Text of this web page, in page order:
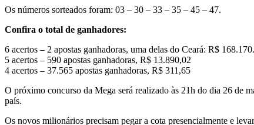
Os números sorteados foram: 03 – 30 – 33 – 35 – 45 – 47.
Confira o total de ganhadores:
6 acertos – 2 apostas ganhadoras, uma delas do Ceará: R$
5 acertos – 590 apostas ganhadoras, R$ 13.890,02
4 acertos – 37.565 apostas ganhadoras, R$ 311,65
O próximo concurso da Mega será realizado às 21h do dia 26 de
país.
Os novos milionários precisam pegar a cota presencialmente e